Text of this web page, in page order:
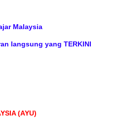
Malaysia
langsung yang TERKINI
(AYU)